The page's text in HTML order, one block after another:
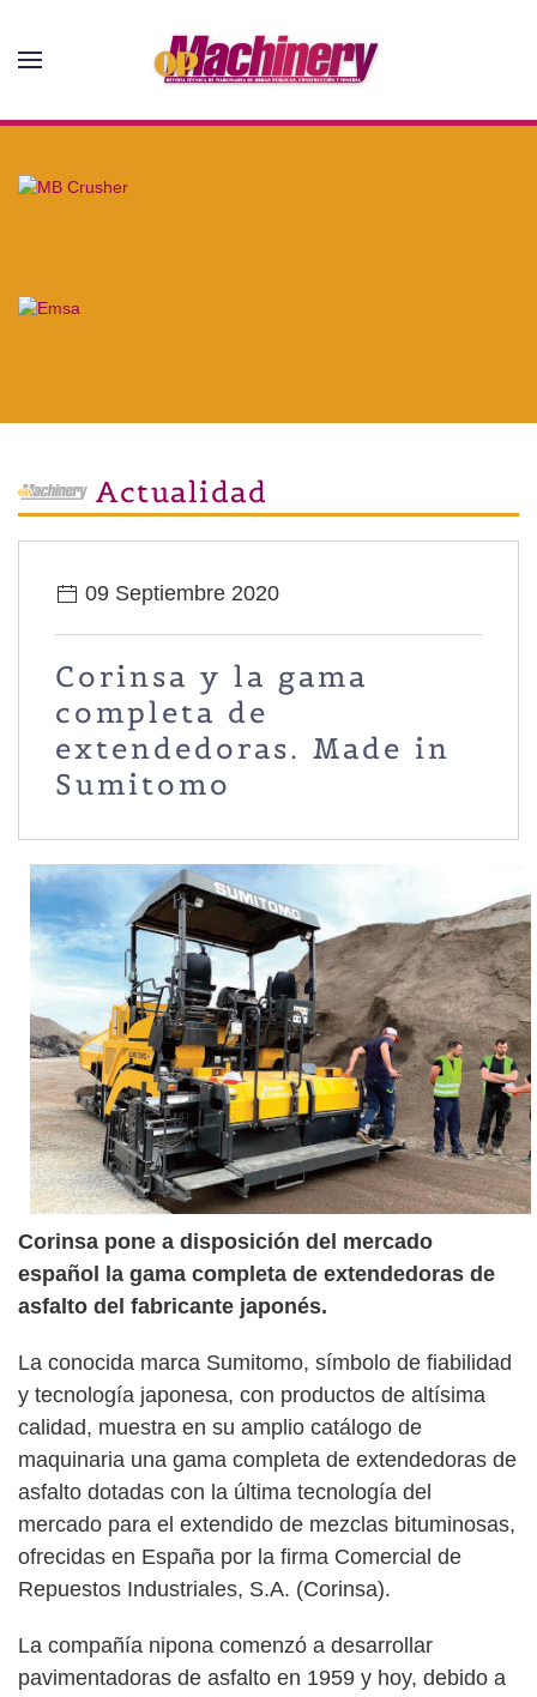
Skip to main content
Actualidad
09 Septiembre 2020
Corinsa y la gama
completa de
extendedoras. Made in
Sumitomo
Corinsa pone a disposición del mercado
español la gama completa de extendedoras de
asfalto del fabricante japonés.
La conocida marca Sumitomo, símbolo de fiabilidad
y tecnología japonesa, con productos de altísima
calidad, muestra en su amplio catálogo de
maquinaria una gama completa de extendedoras de
asfalto dotadas con la última tecnología del
mercado para el extendido de mezclas bituminosas,
ofrecidas en España por la firma Comercial de
Repuestos Industriales, S.A. (Corinsa).
La compañía nipona comenzó a desarrollar
pavimentadoras de asfalto en 1959 y hoy, debido a